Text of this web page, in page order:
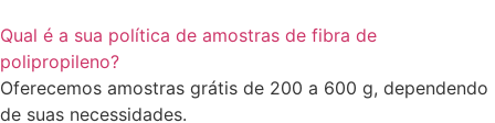
Qual é a sua política de amostras de fibra de
polipropileno?
Oferecemos amostras grátis de 200 a 600 g, dependendo
de suas necessidades.